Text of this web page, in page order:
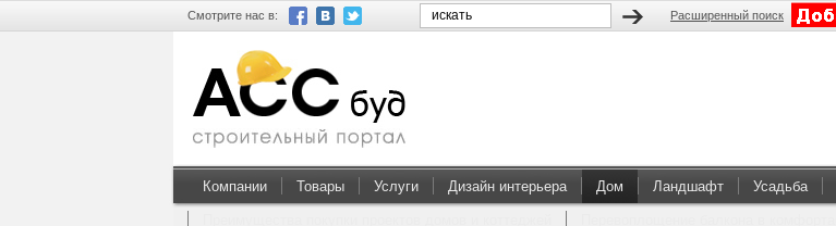
Смотрите нас в: Расширенный поиск
Компании Товары Услуги Дизайн интерьера Дом Ландшафт Усадьба